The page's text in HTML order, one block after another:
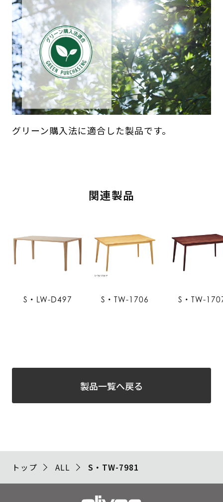
グリーン購入法に適合した製品です。
関連製品
S・LW-D497 S・TW-1706 S・TW-
製品一覧へ戻る
トップ ALL S・TW-7981